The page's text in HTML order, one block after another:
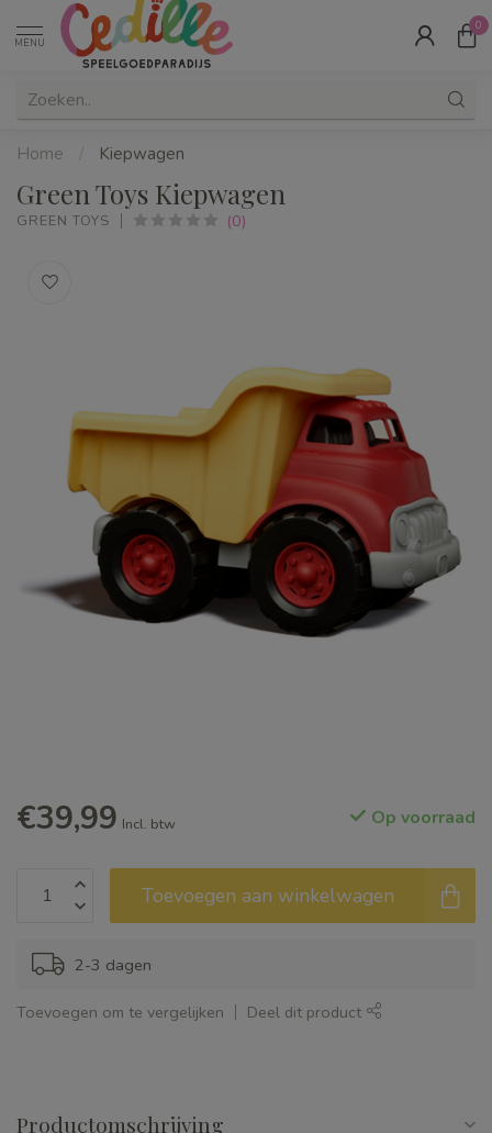
MENU
0
Home / Kiepwagen
Green Toys Kiepwagen
GREEN TOYS (0)
€39,99 Incl. btw Op voorraad
Toevoegen aan winkelwagen
2-3 dagen
Toevoegen om te vergelijken Deel dit product
Productomschrijving